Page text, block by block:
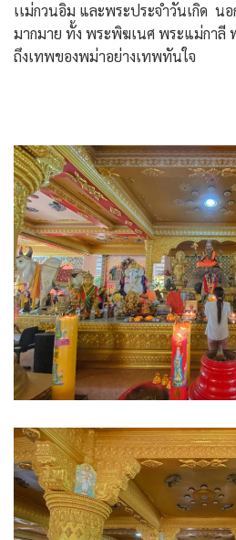
เเม่กวนอิม และพระประจำวันเกิด น
มากมาย ทั้ง พระพิฆเนศ พระแม่กาลี
ถึงเทพของพม่าอย่างเทพทันใจ